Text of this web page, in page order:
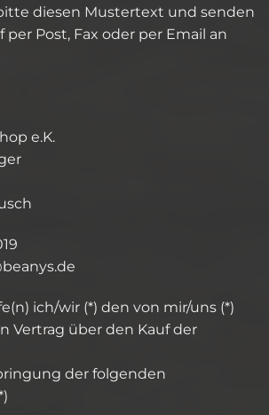
diesen Mustertext und senden
per Post, Fax oder per Email an
e.K.
ed.sy
ich/wir (*) den von mir/uns (*)
Vertrag über den Kauf der
der folgenden